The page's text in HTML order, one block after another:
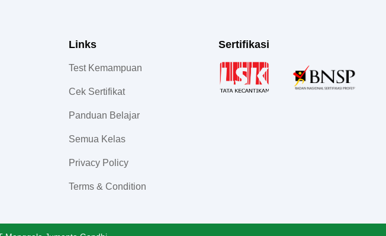
Links
Test Kemampuan
Cek Sertifikat
Panduan Belajar
Semua Kelas
Privacy Policy
Terms & Condition
Sertifikasi